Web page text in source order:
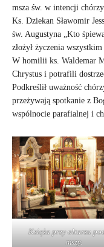
msza św. w intencji
Ks. Dziekan Sławomir
św. Augustyna „Kto
złożył życzenia
W homilii ks. Waldemar
Chrystus i potrafili
Podkreślił uważność
przeżywają spotkanie z
wspólnocie parafialnej i
Księża przy ołtarzu
mszy.